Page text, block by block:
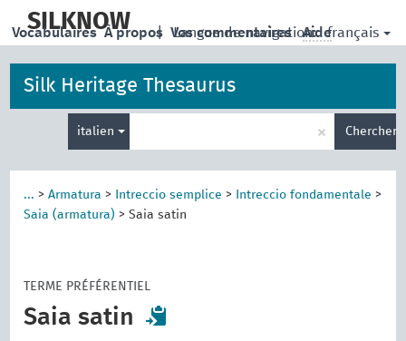
main
SILKNOW | Langue de navigation: français
Vocabulaires À propos Vos commentaires Aide
Silk Heritage Thesaurus
italien
de
recherche
× Chercher
... >Armatura > Intreccio semplice > Intreccio fondamentale >
Saia (armatura) >Saia satin
TERME PRÉFÉRENTIEL
Saia satin